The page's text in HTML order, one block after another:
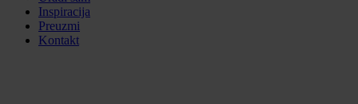
Inspiracija
Preuzmi
Kontakt